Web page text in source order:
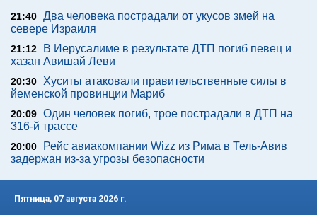
21:40 Два человека пострадали от укусов змей на
севере Израиля
21:12
В Иерусалиме в результате ДТП погиб певец и
хазан Авишай Леви
20:30 Хуситы атаковали правительственные силы в
йеменской провинции Мариб
20:09 Один человек погиб, трое пострадали в ДТП на
316-й трассе
20:00
Рейс авиакомпании Wizz из Рима в Тель-Авив
задержан из-за угрозы безопасности
Пятница, 07 августа 2026 г.